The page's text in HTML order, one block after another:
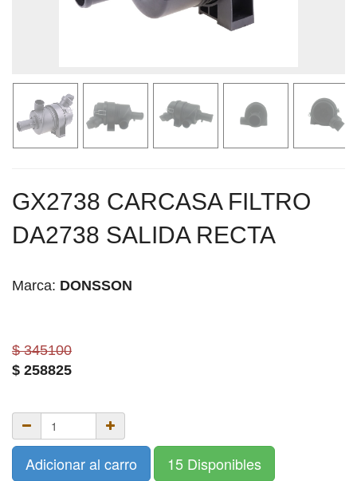
GX2738 CARCASA FILTRO
DA2738 SALIDA RECTA
Marca: DONSSON
$ 345100
$ 258825
Adicionar al carro 15 Disponibles